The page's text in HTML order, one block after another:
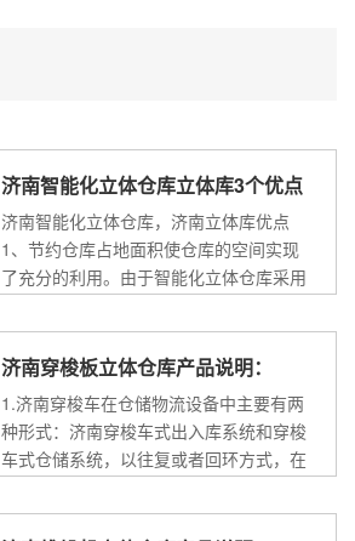
济南智能化立体仓库立体库3个优点
济南智能化立体仓库，济南立体库优点
1、节约仓库占地面积使仓库的空间实现
了充分的利用。由于智能化立体仓库采用
济南穿梭板立体仓库产品说明：
1.济南穿梭车在仓储物流设备中主要有两
种形式：济南穿梭车式出入库系统和穿梭
车式仓储系统，以往复或者回环方式，在